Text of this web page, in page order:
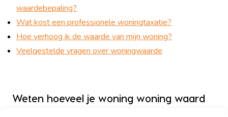
waardebepaling?
Wat kost een professionele woningtaxatie?
Hoe verhoog ik de waarde van mijn woning?
Veelgestelde vragen over woningwaarde
Weten hoeveel je woning woning waard